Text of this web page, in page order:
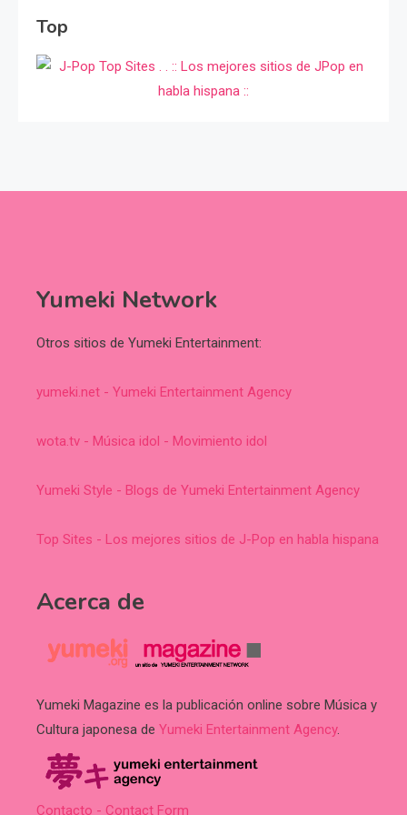
Top
Yumeki Network
Otros sitios de Yumeki Entertainment:
yumeki.net - Yumeki Entertainment Agency
wota.tv - Música idol - Movimiento idol
Yumeki Style - Blogs de Yumeki Entertainment Agency
Top Sites - Los mejores sitios de J-Pop en habla hispana
Acerca de
Yumeki Magazine es la publicación online sobre Música y
Cultura japonesa de Yumeki Entertainment Agency.
Contacto - Contact Form